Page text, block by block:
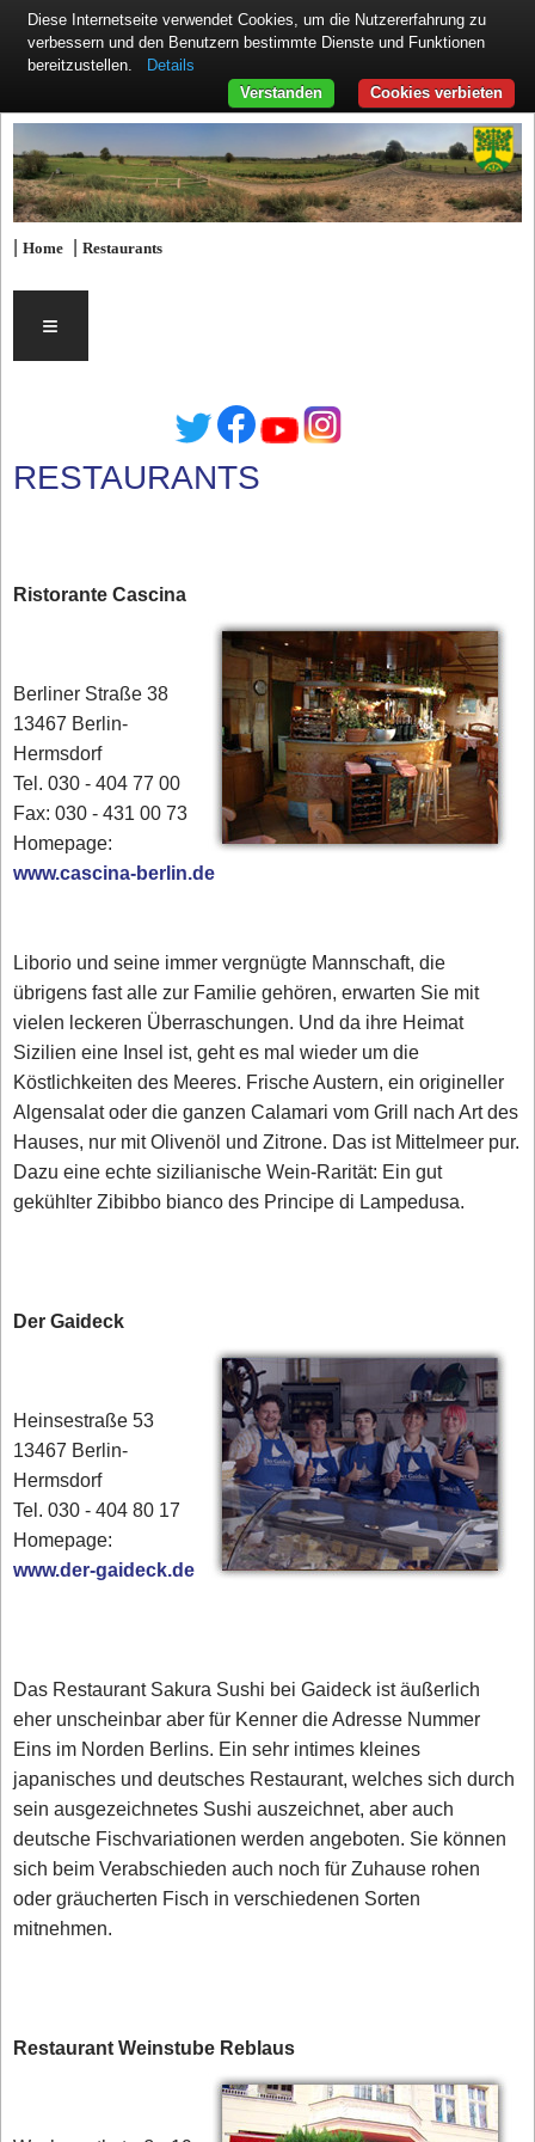
|Home |Restaurants
≡
RESTAURANTS
Ristorante Cascina
Berliner Straße 38
13467 Berlin-
Hermsdorf
Tel. 030 - 404 77 00‎
Fax: 030 - 431 00 73
Homepage:
www.cascina-berlin.de
Liborio und seine immer vergnügte Mannschaft, die
übrigens fast alle zur Familie gehören, erwarten Sie mit
vielen leckeren Überraschungen. Und da ihre Heimat
Sizilien eine Insel ist, geht es mal wieder um die
Köstlichkeiten des Meeres. Frische Austern, ein origineller
Algensalat oder die ganzen Calamari vom Grill nach Art des
Hauses, nur mit Olivenöl und Zitrone. Das ist Mittelmeer pur.
Dazu eine echte sizilianische Wein-Rarität: Ein gut
gekühlter Zibibbo bianco des Principe di Lampedusa.
Der Gaideck
Heinsestraße 53
13467 Berlin-
Hermsdorf
Tel. 030 - 404 80 17‎
Homepage:
www.der-gaideck.de
Das Restaurant Sakura Sushi bei Gaideck ist äußerlich
eher unscheinbar aber für Kenner die Adresse Nummer
Eins im Norden Berlins. Ein sehr intimes kleines
japanisches und deutsches Restaurant, welches sich durch
sein ausgezeichnetes Sushi auszeichnet, aber auch
deutsche Fischvariationen werden angeboten. Sie können
sich beim Verabschieden auch noch für Zuhause rohen
oder gräucherten Fisch in verschiedenen Sorten
mitnehmen.
Restaurant Weinstube Reblaus
Diese Internetseite verwendet Cookies, um die Nutzererfahrung zu
verbessern und den Benutzern bestimmte Dienste und Funktionen
bereitzustellen.
Details
Cookies verbieten
Verstanden